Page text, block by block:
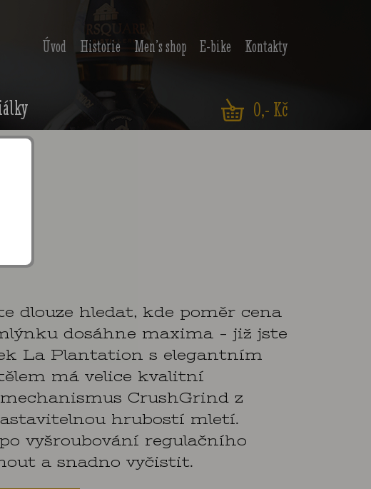
0,- Kč
Úvod Historie Men’s shop E-bike Kontakty
dlouze hledat, kde poměr cena
dosáhne maxima - již jste
La Plantation s elegantním
má velice kvalitní
CrushGrind z
hrubostí mletí.
vyšroubování regulačního
a snadno vyčistit.